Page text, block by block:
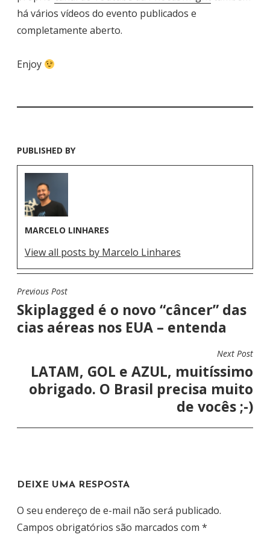
há vários vídeos do evento publicados e
completamente aberto.
Enjoy
PUBLISHED BY
MARCELO LINHARES
View all posts by Marcelo Linhares
N
A
V
P
O
S
Previous Post
Skiplagged é o novo “câncer” das
cias aéreas nos EUA – entenda
Next Post
LATAM, GOL e AZUL, muitíssimo
obrigado. O Brasil precisa muito
de vocês ;-)
DEIXE UMA RESPOSTA
O seu endereço de e-mail não será publicado.
Campos obrigatórios são marcados com *